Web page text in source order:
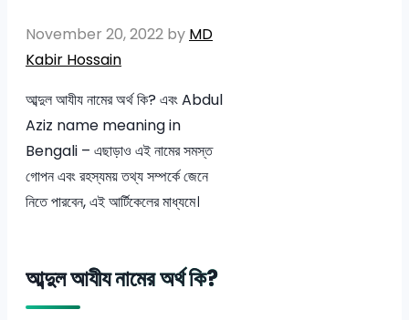
November 20, 2022 by MD
Kabir Hossain
আব্দুল আযীয নামের অর্থ কি? এবং Abdul
Aziz name meaning in
Bengali – এছাড়াও এই নামের সমস্ত
গোপন এবং রহস্যময় তথ্য সম্পর্কে জেনে
নিতে পারবেন, এই আর্টিকেলের মাধ্যমে।
আব্দুল আযীয নামের অর্থ কি?